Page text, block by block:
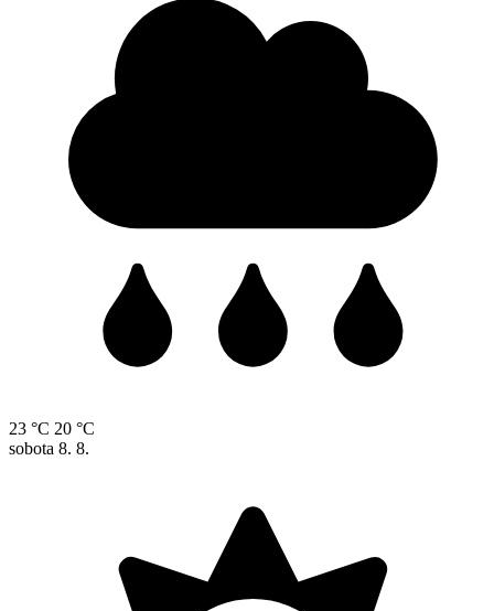
23 °C 20 °C
sobota 8. 8.